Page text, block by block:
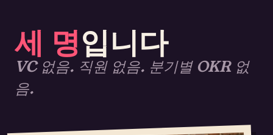
세 명입니다
VC 없음. 직원 없음. 분기별 OKR 없
음.